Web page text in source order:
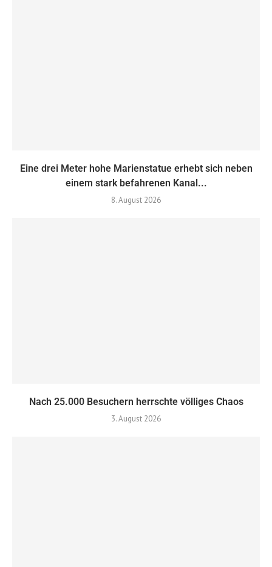
Eine drei Meter hohe Marienstatue erhebt sich neben
einem stark befahrenen Kanal...
8. August 2026
Nach 25.000 Besuchern herrschte völliges Chaos
3. August 2026